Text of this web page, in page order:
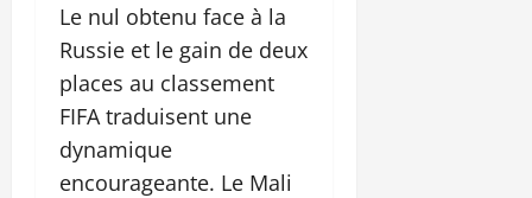
Le nul obtenu face à la
Russie et le gain de deux
places au classement
FIFA traduisent une
dynamique
encourageante. Le Mali